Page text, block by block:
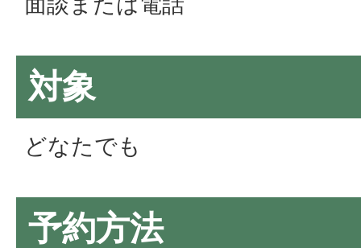
対象
どなたでも
予約方法